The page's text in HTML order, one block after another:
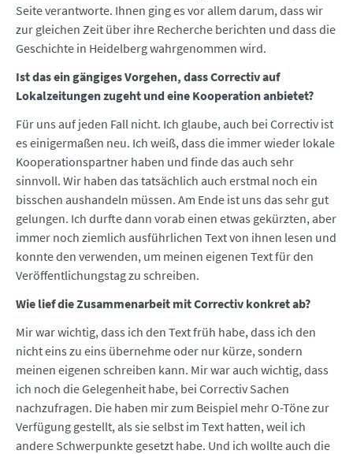
Seite verantworte. Ihnen ging es vor allem darum, dass wir
zur gleichen Zeit über ihre Recherche berichten und dass die
Geschichte in Heidelberg wahrgenommen wird.
Ist das ein gängiges Vorgehen, dass Correctiv auf
Lokalzeitungen zugeht und eine Kooperation anbietet?
Für uns auf jeden Fall nicht. Ich glaube, auch bei Correctiv ist
es einigermaßen neu. Ich weiß, dass die immer wieder lokale
Kooperationspartner haben und finde das auch sehr
sinnvoll. Wir haben das tatsächlich auch erstmal noch ein
bisschen aushandeln müssen. Am Ende ist uns das sehr gut
gelungen. Ich durfte dann vorab einen etwas gekürzten, aber
immer noch ziemlich ausführlichen Text von ihnen lesen und
konnte den verwenden, um meinen eigenen Text für den
Veröffentlichungstag zu schreiben.
Wie lief die Zusammenarbeit mit Correctiv konkret ab?
Mir war wichtig, dass ich den Text früh habe, dass ich den
nicht eins zu eins übernehme oder nur kürze, sondern
meinen eigenen schreiben kann. Mir war auch wichtig, dass
ich noch die Gelegenheit habe, bei Correctiv Sachen
nachzufragen. Die haben mir zum Beispiel mehr O-Töne zur
Verfügung gestellt, als sie selbst im Text hatten, weil ich
andere Schwerpunkte gesetzt habe. Und ich wollte auch die